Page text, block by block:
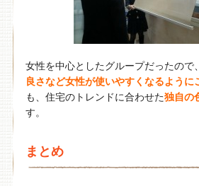
女性を中心としたグループだったので
良さなど女性が使いやすくなるように
も、住宅のトレンドに合わせた独自の
す。
まとめ